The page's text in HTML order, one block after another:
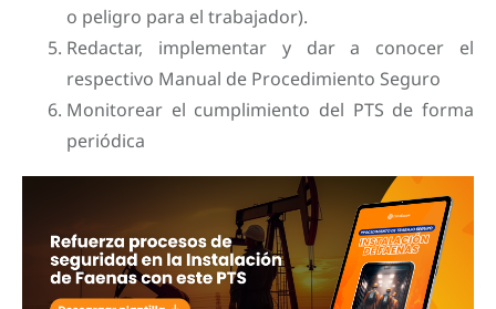
o peligro para el trabajador).
Redactar, implementar y dar a conocer el
respectivo Manual de Procedimiento Seguro
Monitorear el cumplimiento del PTS de forma
periódica